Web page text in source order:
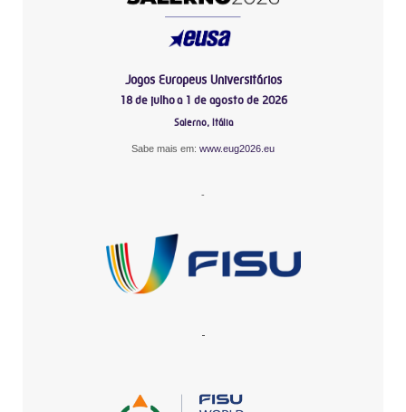
Jogos Europeus Universitários
18 de julho a 1 de agosto de 2026
Salerno, Itália
Sabe mais em: www.eug2026.eu
-
-